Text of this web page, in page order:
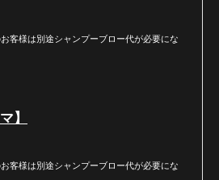
客様は別途シャンプーブロー代が必要にな
】
客様は別途シャンプーブロー代が必要にな